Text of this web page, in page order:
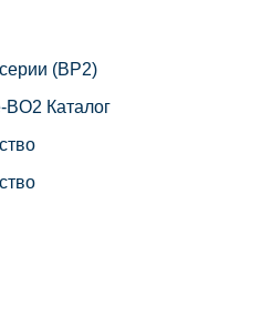
(BP2)
Каталог